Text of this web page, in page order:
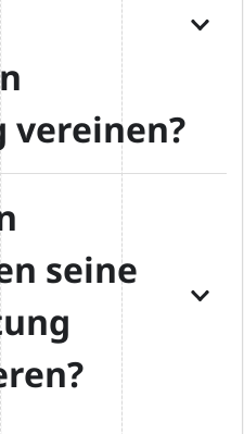
vereinen?
seine